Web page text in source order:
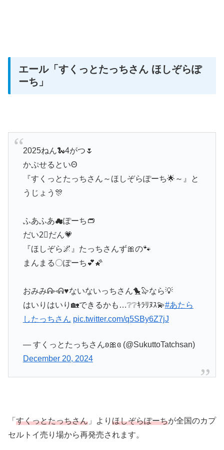
エール「すくっとたっちさん ほしぞらぽ
ーち」
2025ねん🐍4がつ🌷
かぷせるといΘ
『すくっとたっちさん～ほしぞらぽーち🌟～』と
うじょう🎊
ふあふあ☁ぽーち👝
だい2⃣だん💗
『ほしぞら🌌』たっちさんず🎀の🐾
まんまる〇ぽーち💕🌠
おみみᕱ⑅ᕱ♥ないないっちさん🐤🦭なら💡
はいりはいり🏡できるかも…❔❔ｷﾗﾘﾇｽ💫#あたら
したっちさん pic.twitter.com/q5SBy6Z7jJ
— すくっとたっちさんʚ🎀ɞ (@SukuttoTatchsan)
December 20, 2024
「 すくっとたっちさん 」より ほしぞらぽーちが全国のカプ
セルトイ売り場から再発売されます。